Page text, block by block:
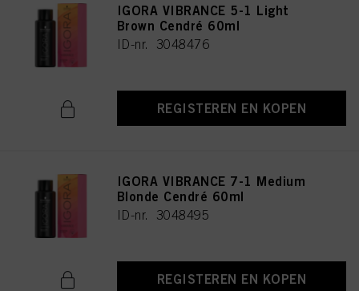
IGORA VIBRANCE 5-1 Light
Brown Cendré 60ml
ID-nr. 3048476
REGISTEREN EN KOPEN
IGORA VIBRANCE 7-1 Medium
Blonde Cendré 60ml
ID-nr. 3048495
REGISTEREN EN KOPEN